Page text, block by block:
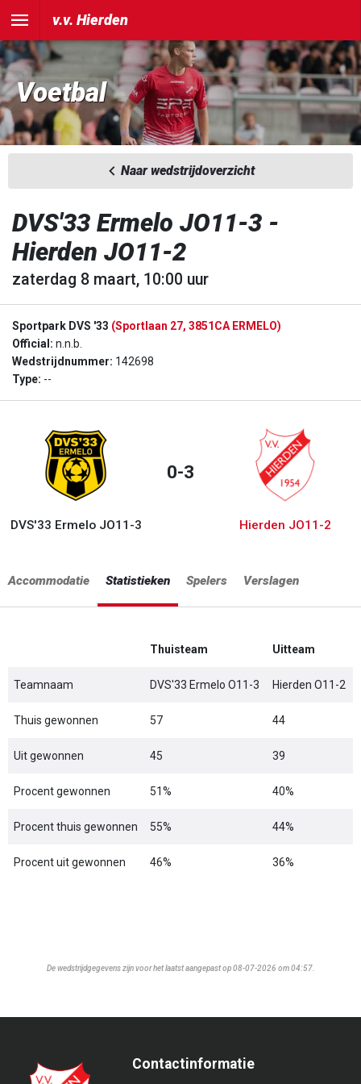
v.v. Hierden
Voetbal
Naar wedstrijdoverzicht
DVS'33 Ermelo JO11-3 -
Hierden JO11-2
zaterdag 8 maart, 10:00 uur
Sportpark DVS '33 (Sportlaan 27, 3851CA ERMELO)
Official: n.n.b.
Wedstrijdnummer: 142698
Type: --
DVS'33 Ermelo JO11-3
0-3
Hierden JO11-2
Accommodatie Statistieken Spelers Verslagen
Thuisteam Uitteam
Teamnaam DVS'33 Ermelo O11-3 Hierden O11-2
Thuis gewonnen 57 44
Uit gewonnen 45 39
Procent gewonnen 51% 40%
Procent thuis gewonnen 55% 44%
Procent uit gewonnen 46% 36%
De wedstrijdgegevens zijn voor het laatst aangepast op 08-07-2026 om 04:57.
Contactinformatie